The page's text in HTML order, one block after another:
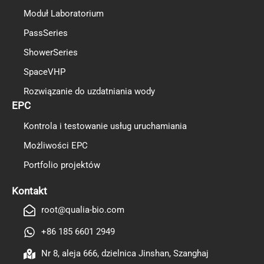
Moduł Laboratorium
PassSeries
ShowerSeries
SpaceVHP
Rozwiązanie do uzdatniania wody
EPC
Kontrola i testowanie usług uruchamiania
Możliwości EPC
Portfolio projektów
Kontakt
root@qualia-bio.com
+86 185 6601 2949
Nr 8, aleja 666, dzielnica Jinshan, Szanghaj